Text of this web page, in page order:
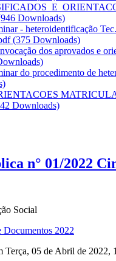
Downloads)
- heteroidentificação
(375 Downloads)
dos aprovados e
do procedimento de
Downloads)
n° 01/2022
Social
Documentos 2022
Terça, 05 de Abril de 2022,